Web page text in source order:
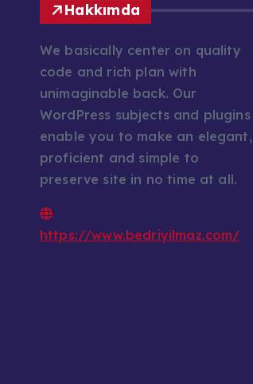
Hakkımda
We basically center on quality
code and rich plan with
unimaginable back. Our
WordPress subjects and plugins
enable you to make an elegant,
proficient and simple to
preserve site in no time at all.
https://www.bedriyilmaz.com/